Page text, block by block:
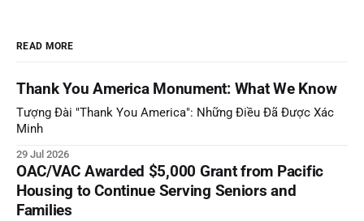
READ MORE
Thank You America Monument: What We Know
Tượng Đài "Thank You America": Những Điều Đã Được Xác
Minh
29 Jul 2026
OAC/VAC Awarded $5,000 Grant from Pacific
Housing to Continue Serving Seniors and
Families